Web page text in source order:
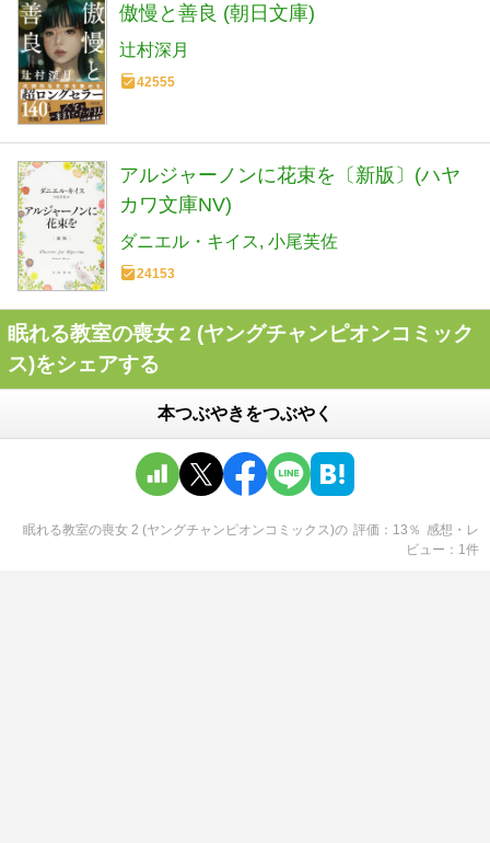
傲慢と善良 (朝日文庫)
辻村深月
42555
アルジャーノンに花束を〔新版〕(ハヤ
カワ文庫NV)
ダニエル・キイス 小尾芙佐
24153
眠れる教室の喪女 2 (ヤングチャンピオンコミック
ス)をシェアする
本つぶやきをつぶやく
眠れる教室の喪女 2 (ヤングチャンピオンコミックス)の 評価 13 ％ 感想・レ
ビュー
1件